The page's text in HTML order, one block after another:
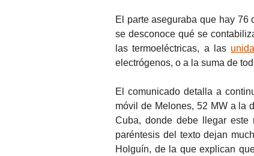
El parte aseguraba que hay 76
se desconoce qué se
las termoeléctricas, a las
electrógenos, o a la suma de
El comunicado detalla a
móvil de Melones, 52 MW a la
Cuba, donde debe llegar este
paréntesis del texto dejan
Holguín, de la que explican